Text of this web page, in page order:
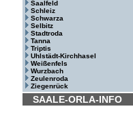
Saalfeld
Schleiz
Schwarza
Selbitz
Stadtroda
Tanna
Triptis
Uhlstädt-Kirchhasel
Weißenfels
Wurzbach
Zeulenroda
Ziegenrück
SAALE-ORLA-INFO